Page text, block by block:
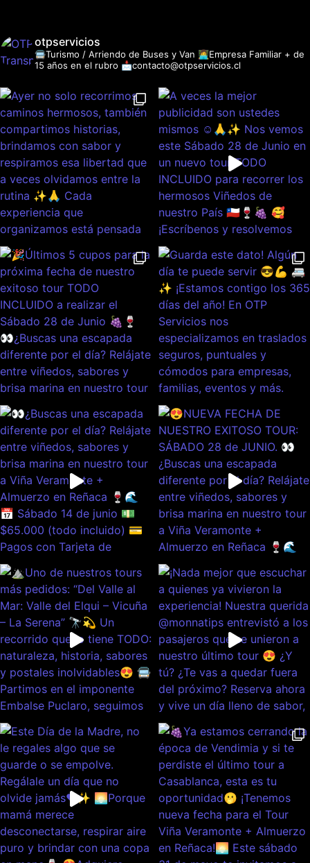
otpservicios
🚍Turismo / Arriendo de Buses y Van 👩‍💻Empresa Familiar + de
15 años en el rubro 📩contacto@otpservicios.cl